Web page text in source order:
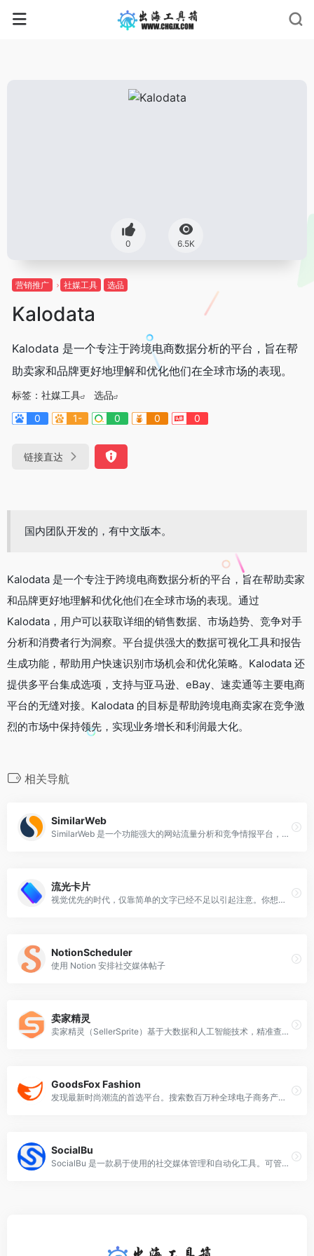
0 6.5K
营销推广 社媒工具 选品
Kalodata
Kalodata 是一个专注于跨境电商数据分析的平台，旨在帮
助卖家和品牌更好地理解和优化他们在全球市场的表现。
标签： 社媒工具
选品
0
1- 0 0 0
链接直达
国内团队开发的，有中文版本。
Kalodata 是一个专注于跨境电商数据分析的平台，旨在帮助卖家
和品牌更好地理解和优化他们在全球市场的表现。通过
Kalodata，用户可以获取详细的销售数据、市场趋势、竞争对手
分析和消费者行为洞察。平台提供强大的数据可视化工具和报告
生成功能，帮助用户快速识别市场机会和优化策略。Kalodata 还
提供多平台集成选项，支持与亚马逊、eBay、速卖通等主要电商
平台的无缝对接。Kalodata 的目标是帮助跨境电商卖家在竞争激
烈的市场中保持领先，实现业务增长和利润最大化。
相关导航
SimilarWeb
SimilarWeb 是一个功能强大的网站流量分析和竞争情报平台，提供广泛的流量分析、竞争分析、关键词分析和广告分析等功能，帮助用户了解网站的流量来源、用户行为和竞争情况。
流光卡片
视觉优先的时代，仅靠简单的文字已经不足以引起注意。你想让信息更有冲击力、更具吸引力？流光卡片，让每一条信息都成为视觉焦点。
NotionScheduler
使用 Notion 安排社交媒体帖子
卖家精灵
卖家精灵（SellerSprite）基于大数据和人工智能技术，精准查询每个产品的销量、关键词、自然搜索数据，为亚马逊跨境卖家提供一站式选品、市场分析、关键词优化、产品监控等软件工具，帮助亚马逊卖家验证选品思路，洞察竞品/变体的流量来源，优化listing和调整售卖策略，发现蓝海市场，打造潜力爆款
GoodsFox Fashion
发现最新时尚潮流的首选平台。搜索数百万种全球电子商务产品，寻找灵感，简化您的设计流程，并保持领先地位。非常适合设计师、买家、卖家和品牌。
SocialBu
SocialBu 是一款易于使用的社交媒体管理和自动化工具。可管理并自动化您在 Facebook、Twitter、Instagram 和 LinkedIn 等平台上的社交媒体。